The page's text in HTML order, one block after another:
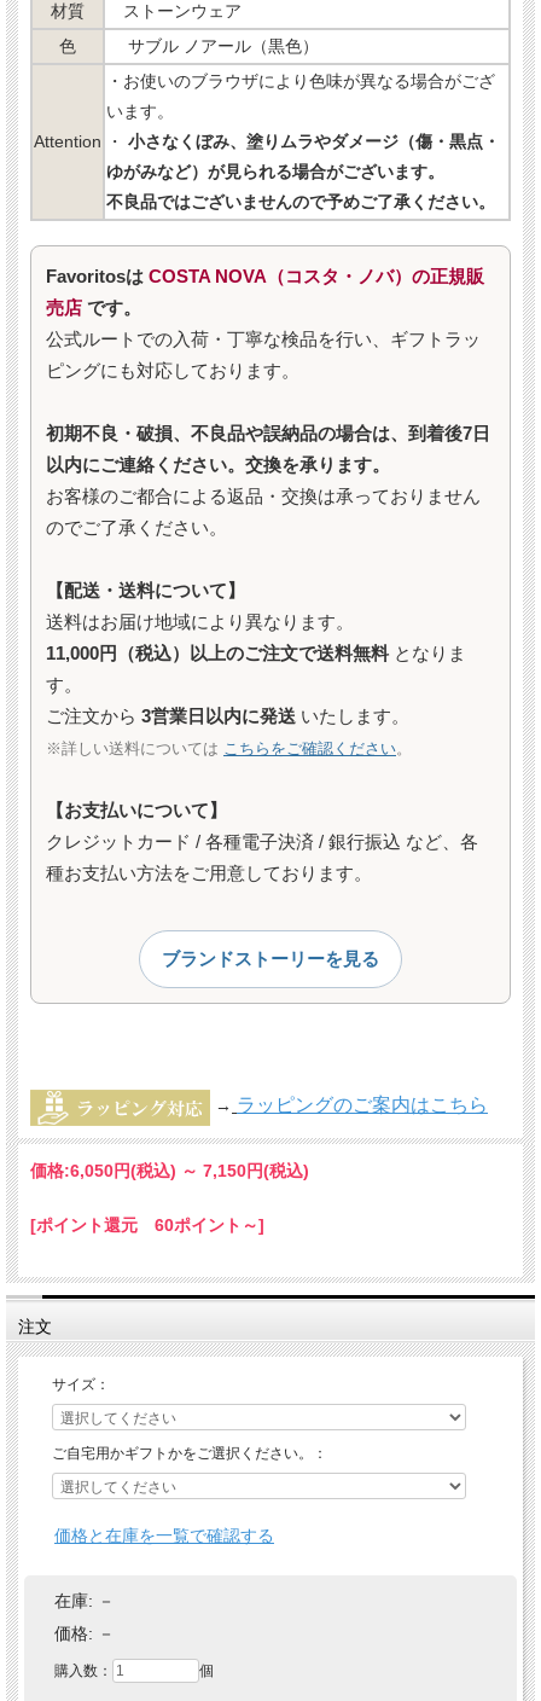
材質
ストーンウェア
色
サブル ノアール（黒色）
Attention
・お使いのブラウザにより色味が異なる場合がござ
います。
・ 小さなくぼみ、塗りムラやダメージ（傷・黒点・
ゆがみなど）が見られる場合がございます。
不良品ではございませんので予めご了承ください。
Favoritosは COSTA NOVA（コスタ・ノバ）の正規販
売店 です。
公式ルートでの入荷・丁寧な検品を行い、ギフトラッ
ピングにも対応しております。
初期不良・破損、不良品や誤納品の場合は、到着後7日
以内にご連絡ください。交換を承ります。
お客様のご都合による返品・交換は承っておりません
のでご了承ください。
【配送・送料について】
送料はお届け地域により異なります。
11,000円（税込）以上のご注文で送料無料 となりま
す。
ご注文から 3営業日以内に発送 いたします。
※詳しい送料については こちらをご確認ください。
【お支払いについて】
クレジットカード / 各種電子決済 / 銀行振込 など、各
種お支払い方法をご用意しております。
ブランドストーリーを見る
→ ラッピングのご案内はこちら
価格:6,050円(税込) ～ 7,150円(税込)
[ポイント還元 60ポイント～]
注文
サイズ：
ご自宅用かギフトかをご選択ください。：
価格と在庫を一覧で確認する
在庫: －
価格: －
購入数： 個